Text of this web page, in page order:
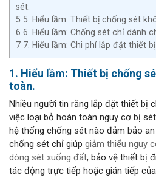
sét.
5 5. Hiểu lầm: Thiết bị chống sét
6 6. Hiểu lầm: Chống sét chỉ dành
7 7. Hiểu lầm: Chi phí lắp đặt thiết
1. Hiểu lầm: Thiết bị chống
toàn.
Nhiều người tin rằng lắp đặt thiết bị
việc loại bỏ hoàn toàn nguy cơ bị
hệ thống chống sét nào đảm bảo
chống sét chỉ giúp giảm thiểu nguy
dòng sét xuống đất, bảo vệ thiết bị
tác động trực tiếp hoặc gián tiếp